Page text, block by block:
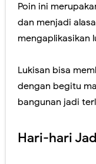
Poin ini
dan menjadi
mengaplikasikan
Lukisan bisa
dengan begitu
bangunan jadi
Hari-hari